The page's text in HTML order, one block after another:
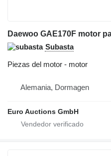
Daewoo GAE170F motor
Subasta
Piezas del motor - motor
Alemania, Dormagen
Euro Auctions GmbH